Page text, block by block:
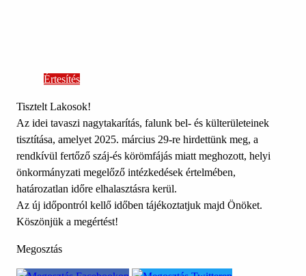
Értesítés
Tisztelt Lakosok!
Az idei tavaszi nagytakarítás, falunk bel- és külterületeinek
tisztítása, amelyet 2025. március 29-re hirdettünk meg, a
rendkívül fertőző száj-és körömfájás miatt meghozott, helyi
önkormányzati megelőző intézkedések értelmében,
határozatlan időre elhalasztásra kerül.
Az új időpontról kellő időben tájékoztatjuk majd Önöket.
Köszönjük a megértést!
Megosztás